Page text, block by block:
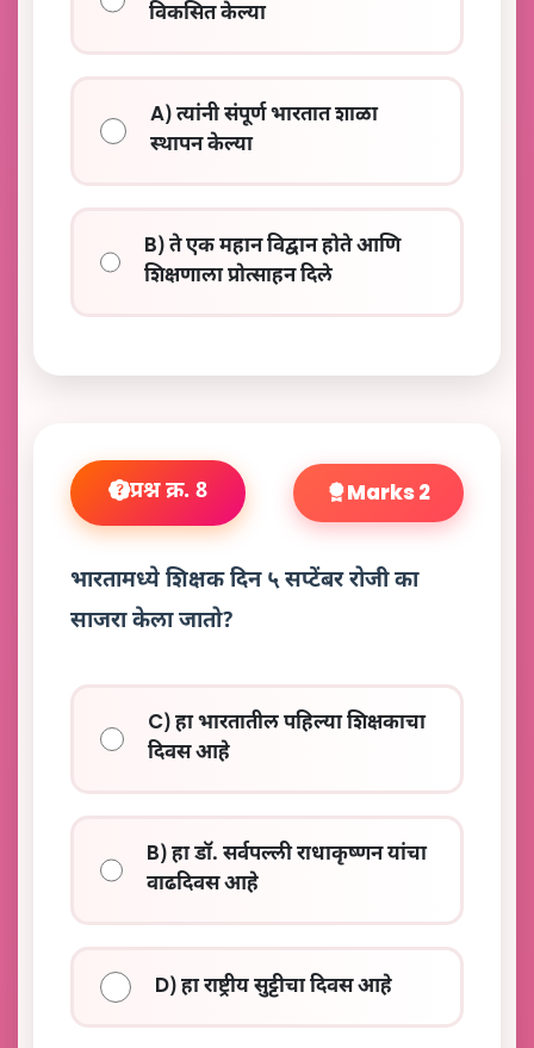
विकसित केल्या
A) त्यांनी संपूर्ण भारतात शाळा
स्थापन केल्या
B) ते एक महान विद्वान होते आणि
शिक्षणाला प्रोत्साहन दिले
प्रश्न क्र. 8 Marks 2
भारतामध्ये शिक्षक दिन ५ सप्टेंबर रोजी का
साजरा केला जातो?
C) हा भारतातील पहिल्या शिक्षकाचा
दिवस आहे
B) हा डॉ. सर्वपल्ली राधाकृष्णन यांचा
वाढदिवस आहे
D) हा राष्ट्रीय सुट्टीचा दिवस आहे